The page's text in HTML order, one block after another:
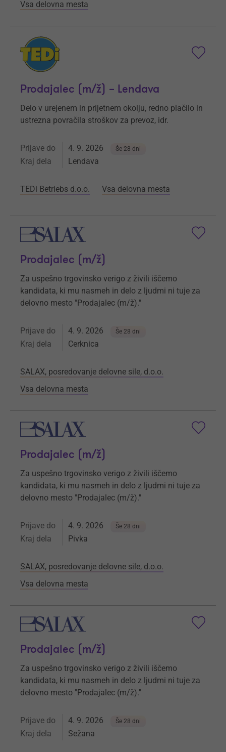
Vsa delovna mesta
Prodajalec (m/ž) – Lendava
Delo v urejenem in prijetnem okolju, redno plačilo in
ustrezna povračila stroškov za prevoz, idr.
Prijave do 4. 9. 2026 Še 28 dni
Kraj dela Lendava
TEDi Betriebs d.o.o. Vsa delovna mesta
Prodajalec (m/ž)
Za uspešno trgovinsko verigo z živili iščemo
kandidata, ki mu nasmeh in delo z ljudmi ni tuje za
delovno mesto "Prodajalec (m/ž)."
Prijave do 4. 9. 2026 Še 28 dni
Kraj dela Cerknica
SALAX, posredovanje delovne sile, d.o.o.
Vsa delovna mesta
Prodajalec (m/ž)
Za uspešno trgovinsko verigo z živili iščemo
kandidata, ki mu nasmeh in delo z ljudmi ni tuje za
delovno mesto "Prodajalec (m/ž)."
Prijave do 4. 9. 2026 Še 28 dni
Kraj dela Pivka
SALAX, posredovanje delovne sile, d.o.o.
Vsa delovna mesta
Prodajalec (m/ž)
Za uspešno trgovinsko verigo z živili iščemo
kandidata, ki mu nasmeh in delo z ljudmi ni tuje za
delovno mesto "Prodajalec (m/ž)."
Prijave do 4. 9. 2026 Še 28 dni
Kraj dela Sežana